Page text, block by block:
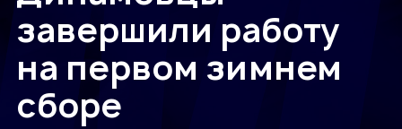
завершили работу
на первом зимнем
сборе